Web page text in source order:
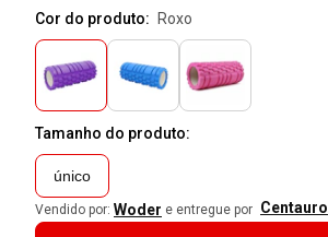
Cor do produto: roxo
Tamanho do produto:
único
Vendido por: Woder e entregue por Centauro